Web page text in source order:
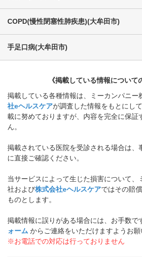
COPD(慢性閉塞性肺疾患)(大牟田市)
手足口病(大牟田市)
《掲載している情報について
掲載している各種情報は、ミーカンパニー
社eヘルスケアが調査した情報をもとにし
載に努めておりますが、内容を完全に保証
ん。
掲載されている医院を受診される場合は、
に直接ご確認ください。
当サービスによって生じた損害について、
社および株式会社eヘルスケアではその賠
ものとします。
掲載情報に誤りがある場合には、お手数で
ォーム からご連絡をいただけますようお願
※お電話での対応は行っておりません